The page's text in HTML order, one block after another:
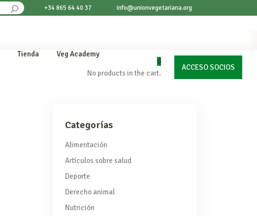
+34 865 64 40 37 info@unionvegetariana.org
Tienda
Veg Academy
0
No products in the cart.
ACCESO SOCIOS
Categorías
Alimentación
Artículos sobre salud
Deporte
Derecho animal
Nutrición